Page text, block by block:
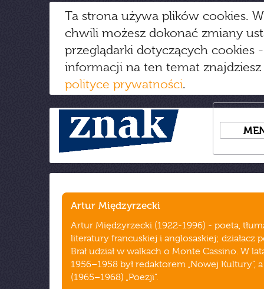
Ta strona używa plików cookies.
chwili możesz dokonać zmiany
przeglądarki dotyczących cookies
informacji na ten temat
polityce prywatności.
Artur Międzyrzecki
Artur Międzyrzecki (1922-1996) - poeta,
literatury francuskiej i anglosaskiej; działacz
Brał udział w walkach o Monte Cassino. W
1956–1958 był redaktorem „Nowej Kultury”,
(1965–1968) „Poezji”.